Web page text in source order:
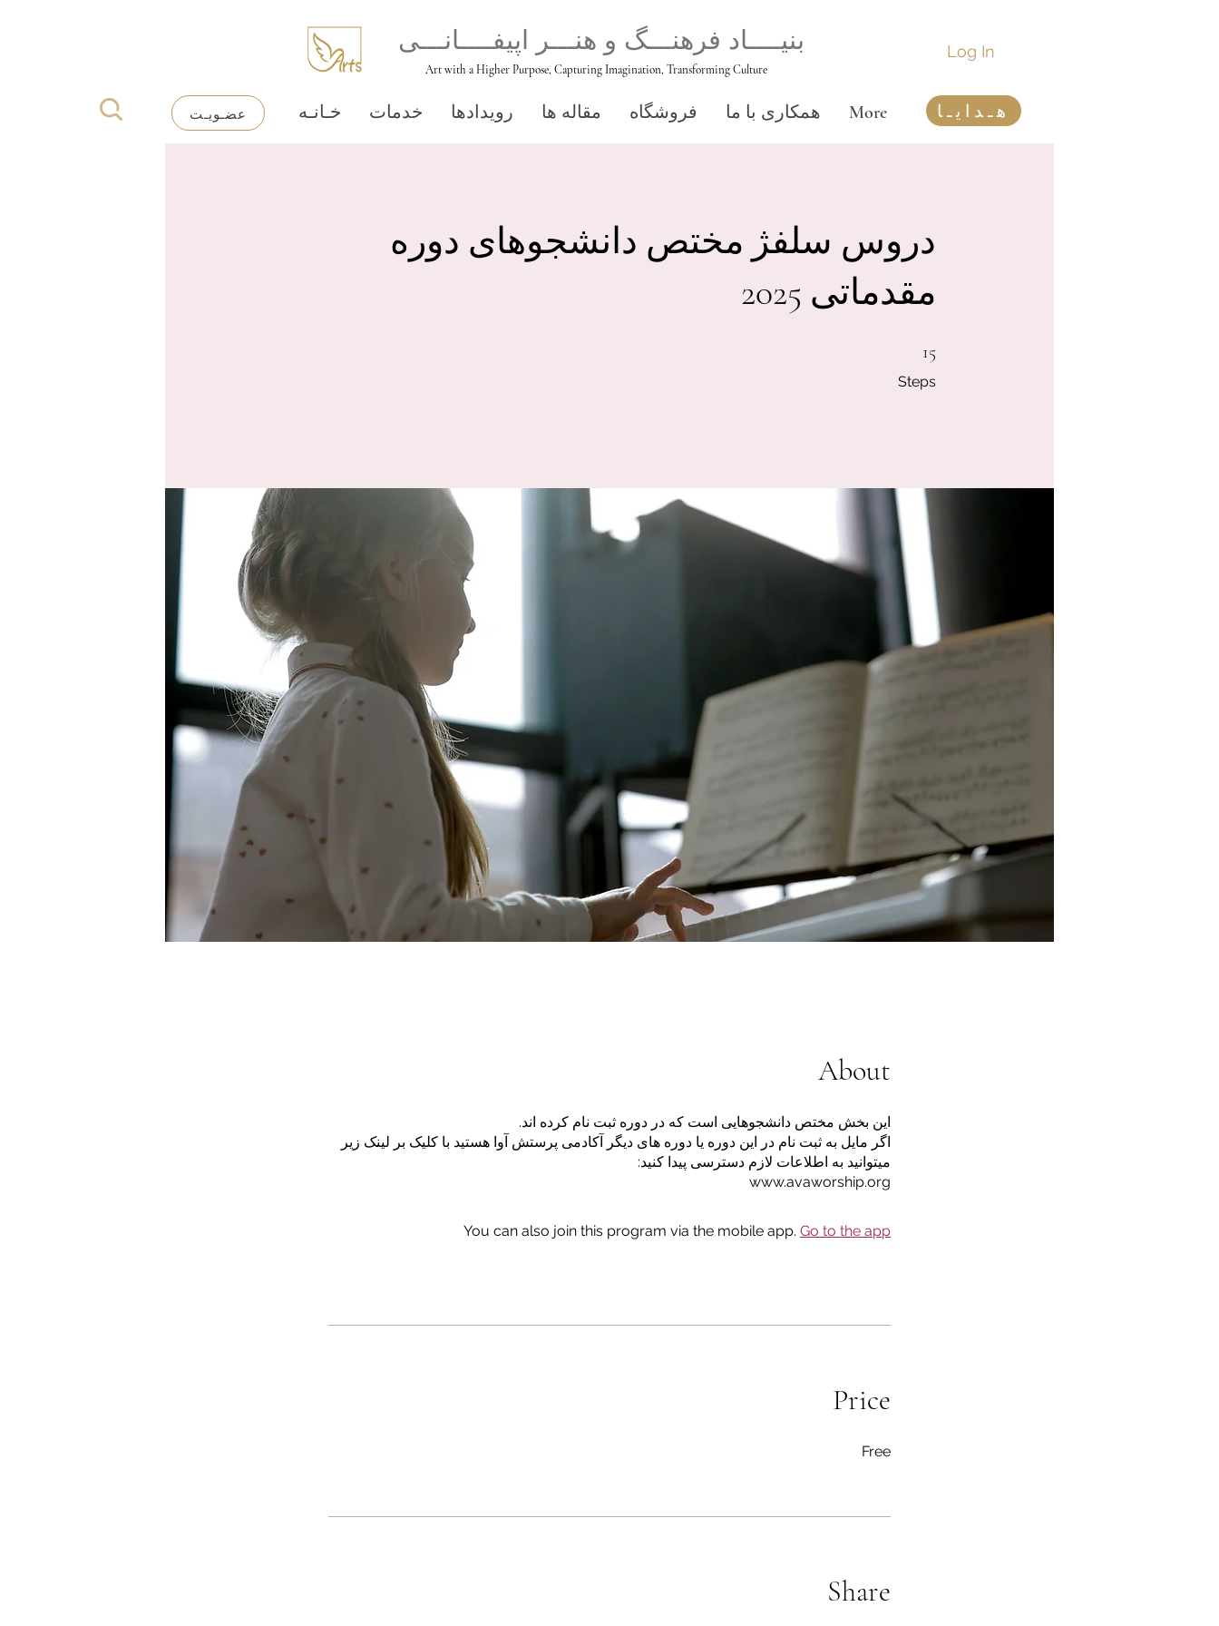
بنیــــاد فرهنـــگ و هنـــر اپیفــــانـــی
Art with a Higher Purpose, Capturing Imagination, Transforming Culture
Log In
عضـویـت خـانـه خدمات رویدادها مقاله ها فروشگاه همکاری با ما More هـدایـا
دروس سلفژ مختص دانشجوهای دوره
مقدماتی 2025
15
Steps
About
اگر مایل به ثبت نام در این دوره یا دوره های دیگر آکادمی پرستش آوا هستید با کلیک بر لینک زیر
www.avaworship.org
You can also join this program via the mobile app. Go to the app
Price
Free
Share